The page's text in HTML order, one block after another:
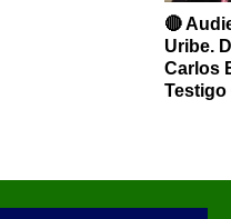
🔴
Uribe.
Carlos
Testigo